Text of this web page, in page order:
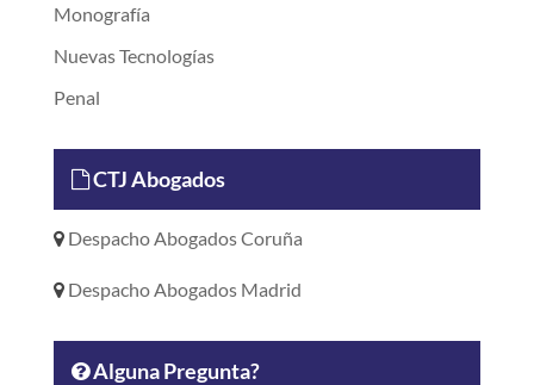
Monografía
Nuevas Tecnologías
Penal
CTJ Abogados
Despacho Abogados Coruña
Despacho Abogados Madrid
Alguna Pregunta?